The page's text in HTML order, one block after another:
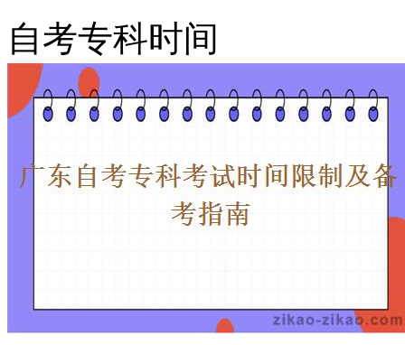
自考专科时间